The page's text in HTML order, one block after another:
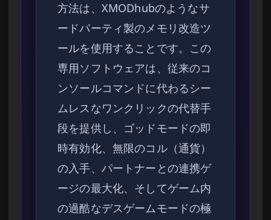
方法は、XMODhubのようなサ
ードパーティ製のメモリ改造ツ
ールを使用することです。この
専用ソフトウェアは、従来のコ
ンソールコマンドに代わるシー
ムレスなワンクリックの代替手
段を提供し、ゴッドモードの即
時有効化、無限のコル（通貨）
の入手、パートナーとの連携ゲ
ージの最大化、そしてゲーム内
の過酷なデスゲームモードの極